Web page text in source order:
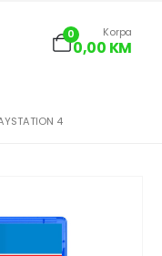
0 Korpa
0,00 KM
4